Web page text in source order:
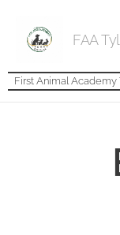
FAA
First Animal Academy